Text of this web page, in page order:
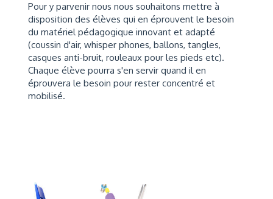
Pour y parvenir nous nous souhaitons mettre à
disposition des élèves qui en éprouvent le besoin
du matériel pédagogique innovant et adapté
(coussin d'air, whisper phones, ballons, tangles,
casques anti-bruit, rouleaux pour les pieds etc).
Chaque élève pourra s'en servir quand il en
éprouvera le besoin pour rester concentré et
mobilisé.